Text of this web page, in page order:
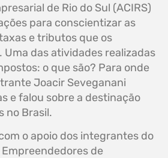
de Rio do Sul (ACIRS)
para conscientizar as
e tributos que os
Uma das atividades realizadas
o que são? Para onde
Joacir Seveganani
e falou sobre a destinação
no Brasil.
o apoio dos integrantes do
de